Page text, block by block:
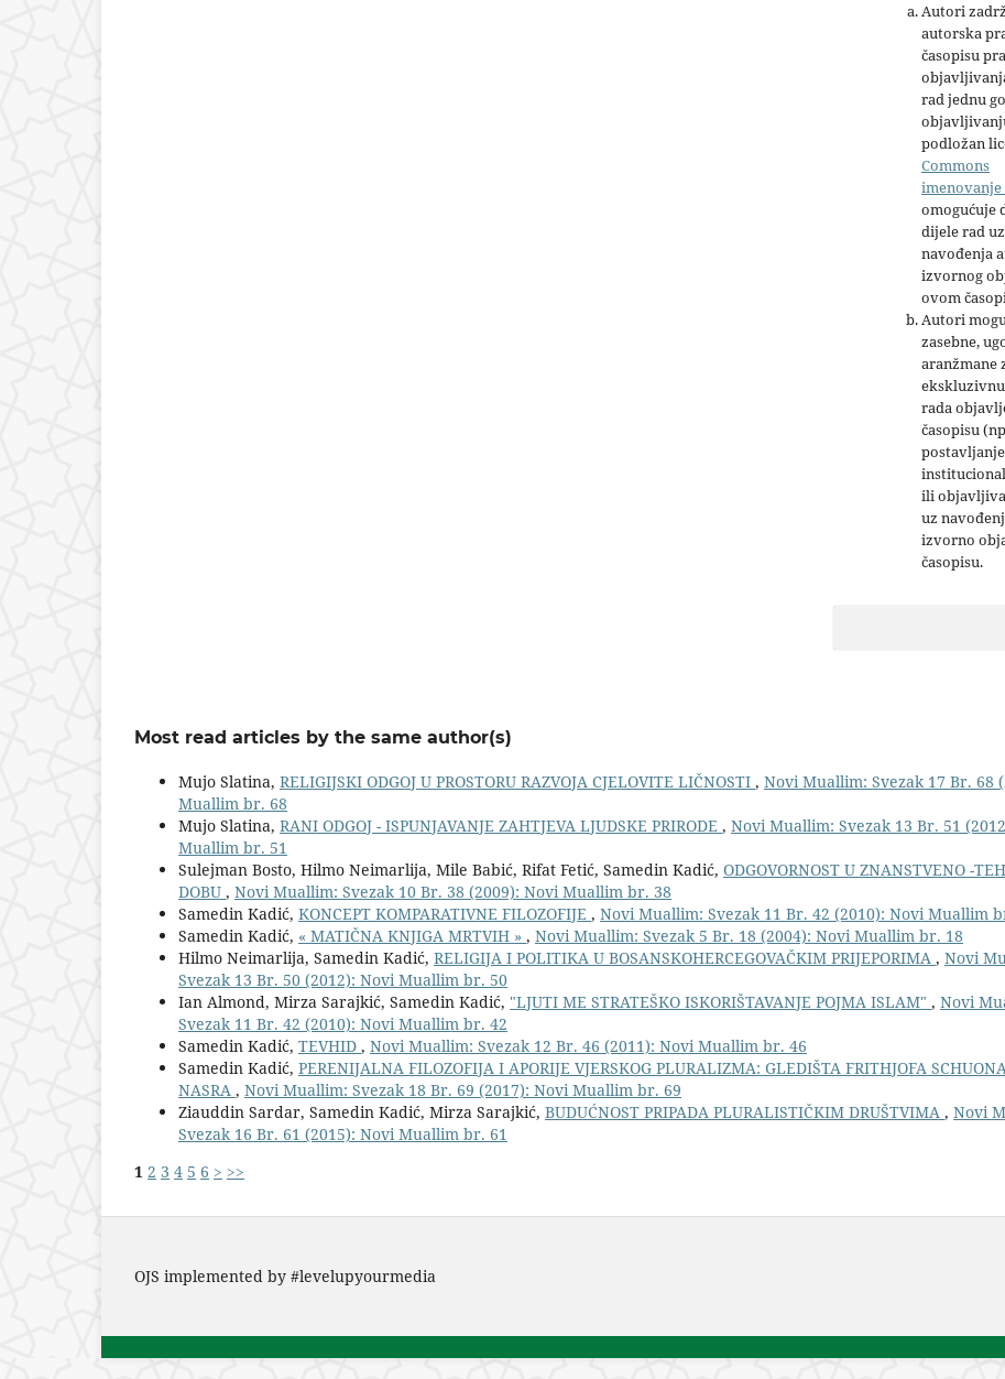
Autori
autorska
časopisu
rad jednu
podložan
Commons
imenovanje
omogućuje
dijele rad
navođenja
izvornog
ovom
Autori
zasebne,
aranžmane
rada
časopisu
ili
uz
izvorno
časopisu.
Most read articles by the same author(s)
Mujo Slatina, RELIGIJSKI ODGOJ U PROSTORU RAZVOJA CJELOVITE LIČNOSTI , Novi Muallim: Svezak 17 Br. 68
Muallim br. 68
Mujo Slatina, RANI ODGOJ - ISPUNJAVANJE ZAHTJEVA LJUDSKE PRIRODE , Novi Muallim: Svezak 13 Br. 51
Muallim br. 51
Sulejman Bosto, Hilmo Neimarlija, Mile Babić, Rifat Fetić, Samedin Kadić, ODGOVORNOST U ZNANSTVENO -
DOBU , Novi Muallim: Svezak 10 Br. 38 (2009): Novi Muallim br. 38
Samedin Kadić, KONCEPT KOMPARATIVNE FILOZOFIJE , Novi Muallim: Svezak 11 Br. 42 (2010): Novi Muallim
Samedin Kadić, « MATIČNA KNJIGA MRTVIH » , Novi Muallim: Svezak 5 Br. 18 (2004): Novi Muallim br. 18
Hilmo Neimarlija, Samedin Kadić, RELIGIJA I POLITIKA U BOSANSKOHERCEGOVAČKIM PRIJEPORIMA , Novi
Svezak 13 Br. 50 (2012): Novi Muallim br. 50
Ian Almond, Mirza Sarajkić, Samedin Kadić, "LJUTI ME STRATEŠKO ISKORIŠTAVANJE POJMA ISLAM" , Novi
Svezak 11 Br. 42 (2010): Novi Muallim br. 42
Samedin Kadić, TEVHID , Novi Muallim: Svezak 12 Br. 46 (2011): Novi Muallim br. 46
Samedin Kadić, PERENIJALNA FILOZOFIJA I APORIJE VJERSKOG PLURALIZMA: GLEDIŠTA FRITHJOFA
NASRA , Novi Muallim: Svezak 18 Br. 69 (2017): Novi Muallim br. 69
Ziauddin Sardar, Samedin Kadić, Mirza Sarajkić, BUDUĆNOST PRIPADA PLURALISTIČKIM DRUŠTVIMA , Novi
Svezak 16 Br. 61 (2015): Novi Muallim br. 61
1 2 3 4 5 6 > >>
OJS implemented by #levelupyourmedia